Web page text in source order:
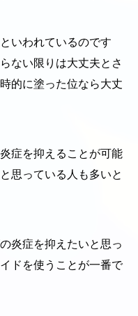
いわれているのです
ない限りは大丈夫とさ
的に塗った位なら大丈
症を抑えることが可能
思っている人も多いと
炎症を抑えたいと思っ
ドを使うことが一番で